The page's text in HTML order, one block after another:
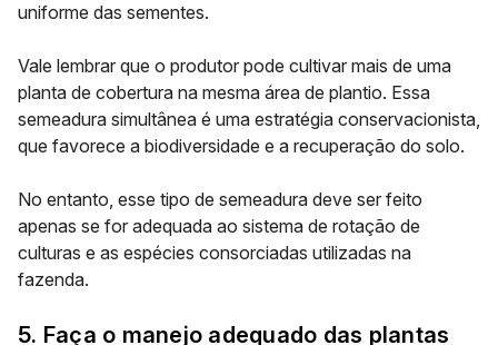
uniforme das sementes.
Vale lembrar que o produtor pode cultivar mais de uma
planta de cobertura na mesma área de plantio. Essa
semeadura simultânea é uma estratégia conservacionista,
que favorece a biodiversidade e a recuperação do solo.
No entanto, esse tipo de semeadura deve ser feito
apenas se for adequada ao sistema de rotação de
culturas e as espécies consorciadas utilizadas na
fazenda.
5. Faça o manejo adequado das plantas